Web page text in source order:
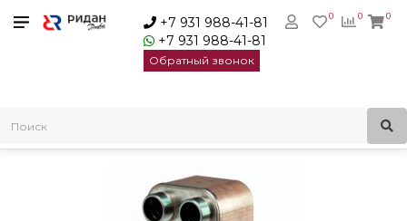
+7 931 988-41-81
+7 931 988-41-81
Обратный звонок
0
0 0
Пластинчатые теплообменники
Паяный пластинчатый теплообменник Ридан XB-95BR-140
616x188x404мм| 004B1940R